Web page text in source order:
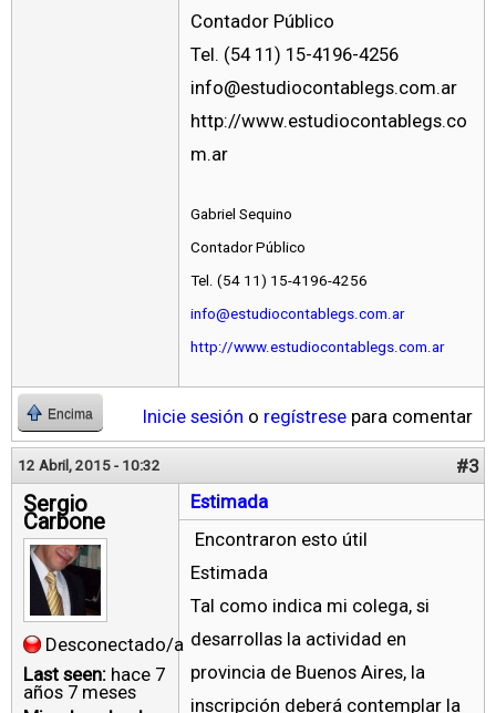
Contador Público
Tel. (54 11) 15-4196-4256
info@estudiocontablegs.com.ar
http://www.estudiocontablegs.co
m.ar
Gabriel Sequino
Contador Público
Tel. (54 11) 15-4196-4256
info@estudiocontablegs.com.ar
http://www.estudiocontablegs.com.ar
Encima Inicie sesión o regístrese para comentar
12 Abril, 2015 - 10:32 #3
Sergio
Carbone
Desconectado/a
Last seen: hace 7
años 7 meses
Estimada
Encontraron esto útil
Estimada
Tal como indica mi colega, si
desarrollas la actividad en
provincia de Buenos Aires, la
inscripción deberá contemplar la